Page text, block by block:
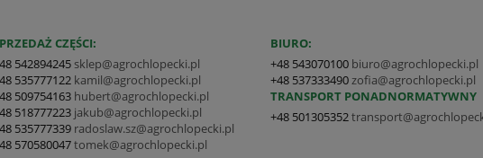
CZĘŚCI:
542894245 sklep@agrochlopecki.pl
535777122 kamil@agrochlopecki.pl
509754163 hubert@agrochlopecki.pl
518777223 jakub@agrochlopecki.pl
535777339 radoslaw.sz@agrochlopecki.pl
570580047tomek@agrochlopecki.pl
BIURO:
+48 543070100 biuro@agrochlopecki.pl
+48 537333490 zofia@agrochlopecki.pl
TRANSPORT PONADNORMATYWNY
+48 501305352